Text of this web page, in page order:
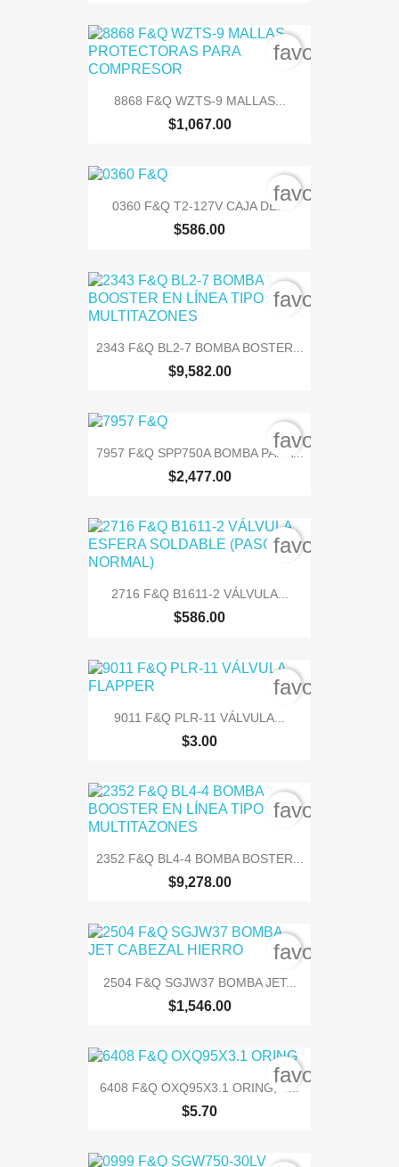
8868 F&Q WZTS-9 MALLAS...
$1,067.00
0360 F&Q T2-127V CAJA DE...
$586.00
2343 F&Q BL2-7 BOMBA BOSTER...
$9,582.00
7957 F&Q SPP750A BOMBA PARA...
$2,477.00
2716 F&Q B1611-2 VÁLVULA...
$586.00
9011 F&Q PLR-11 VÁLVULA...
$3.00
2352 F&Q BL4-4 BOMBA BOSTER...
$9,278.00
2504 F&Q SGJW37 BOMBA JET...
$1,546.00
6408 F&Q OXQ95X3.1 ORING, &...
$5.70